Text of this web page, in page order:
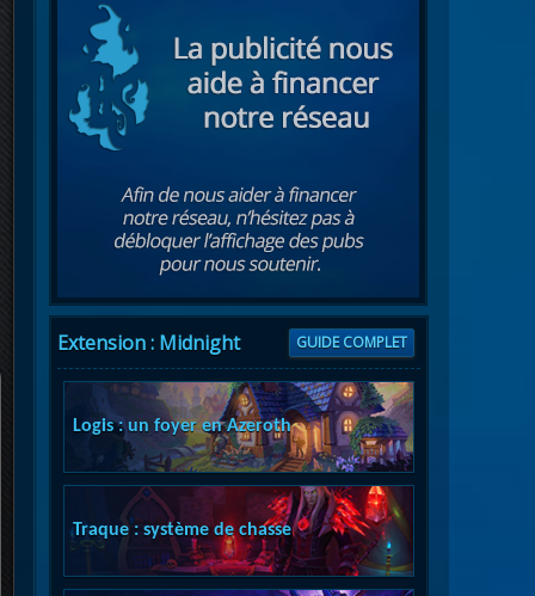
Extension : Midnight GUIDE COMPLET
Logis : un foyer en Azeroth
Traque : système de chasse